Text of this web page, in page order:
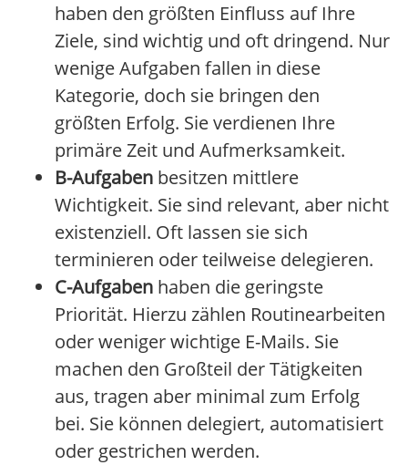
haben den größten Einfluss auf Ihre
Ziele, sind wichtig und oft dringend. Nur
wenige Aufgaben fallen in diese
Kategorie, doch sie bringen den
größten Erfolg. Sie verdienen Ihre
primäre Zeit und Aufmerksamkeit.
B-Aufgaben besitzen mittlere
Wichtigkeit. Sie sind relevant, aber nicht
existenziell. Oft lassen sie sich
terminieren oder teilweise delegieren.
C-Aufgaben haben die geringste
Priorität. Hierzu zählen Routinearbeiten
oder weniger wichtige E-Mails. Sie
machen den Großteil der Tätigkeiten
aus, tragen aber minimal zum Erfolg
bei. Sie können delegiert, automatisiert
oder gestrichen werden.